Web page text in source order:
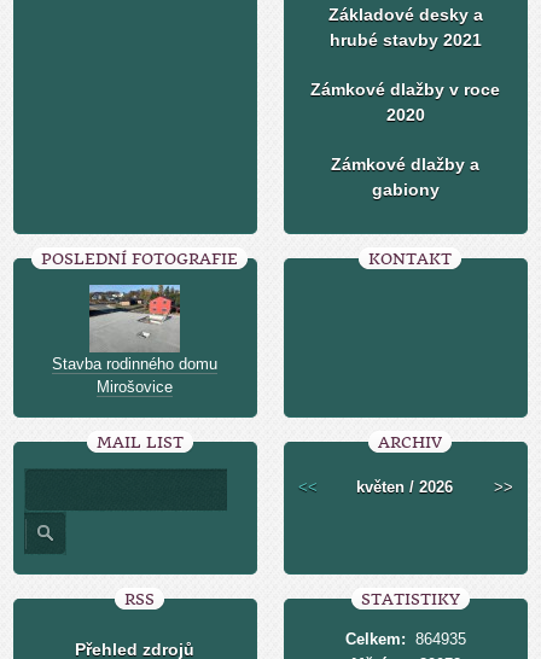
Základové desky a
hrubé stavby 2021
Zámkové dlažby v roce
2020
Zámkové dlažby a
gabiony
POSLEDNÍ FOTOGRAFIE
Stavba rodinného domu
Mirošovice
KONTAKT
MAIL LIST ARCHIV
<< květen / 2026 >>
RSS
Přehled zdrojů
STATISTIKY
Celkem: 864935